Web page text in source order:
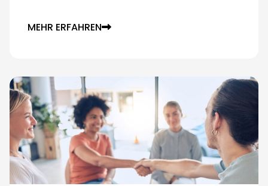
MEHR ERFAHREN